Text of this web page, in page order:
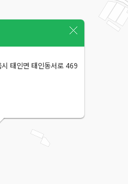
시 태인면 태인동서로 469